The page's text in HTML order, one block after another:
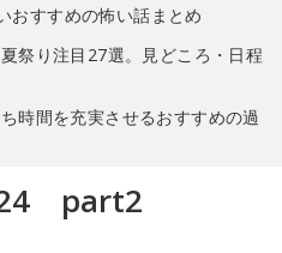
おすすめの怖い話まとめ
祭り注目27選。見どころ・日程
時間を充実させるおすすめの過
24 part2